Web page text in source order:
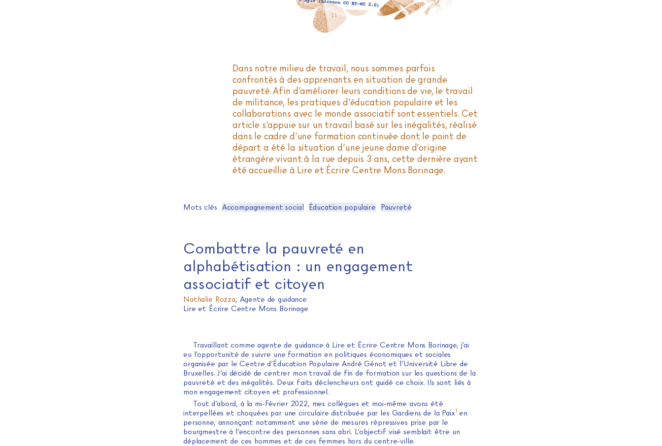
Dans notre milieu de travail, nous sommes parfois
confrontés à des apprenants en situation de grande
pauvreté. Afin d’améliorer leurs conditions de vie, le travail
de militance, les pratiques d’éducation populaire et les
collaborations avec le monde associatif sont essentiels. Cet
article s’appuie sur un travail basé sur les inégalités, réalisé
dans le cadre d’une formation continuée dont le point de
départ a été la situation d’une jeune dame d’origine
étrangère vivant à la rue depuis 3 ans, cette dernière ayant
été accueillie à Lire et Écrire Centre Mons Borinage.
Mots clés Accompagnement social Éducation populaire Pauvreté
Combattre la pauvreté en
alphabétisation : un engagement
associatif et citoyen
Nathalie Rozza, Agente de guidance
Lire et Écrire Centre Mons Borinage
Travaillant comme agente de guidance à Lire et Écrire Centre Mons Borinage, j’ai
eu l’opportunité de suivre une formation en politiques économiques et sociales
organisée par le Centre d’Éducation Populaire André Génot et l’Université Libre de
Bruxelles. J’ai décidé de centrer mon travail de fin de formation sur les questions de la
pauvreté et des inégalités. Deux faits déclencheurs ont guidé ce choix. Ils sont liés à
mon engagement citoyen et professionnel.
Tout d’abord, à la mi-février 2022, mes collègues et moi-même avons été
interpellées et choquées par une circulaire distribuée par les Gardiens de la Paix1 en
personne, annonçant notamment une série de mesures répressives prise par le
bourgmestre à l’encontre des personnes sans abri. L’objectif visé semblait être un
déplacement de ces hommes et de ces femmes hors du centre-ville.